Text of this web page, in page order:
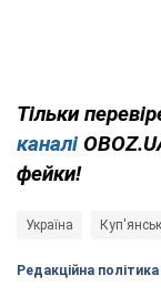
Тільки
каналі
фейки!
Україна Куп'янськ
Редакційна політика